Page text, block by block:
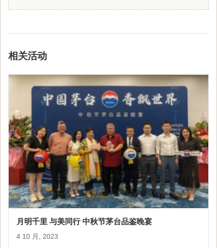
相关活动
月明千里 与美同行 中秋节茅台品鉴晚宴
4 10 月, 2023